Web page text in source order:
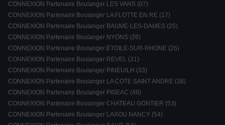
CONNEXION Partenaire Boulanger LES VANS (07)
CONNEXION Partenaire Boulanger LA FLOTTE EN RE (17)
CONNEXION Partenaire Boulanger BAUME-LES-DAMES (25)
CONNEXION Partenaire Boulanger NYONS (26)
CONNEXION Partenaire Boulanger ETOILE-SUR-RHONE (26)
CONNEXION Partenaire Boulanger REVEL (31)
CONNEXION Partenaire Boulanger PINEUILH (33)
CONNEXION Partenaire Boulanger LA COTE SAINT ANDRE (38)
CONNEXION Partenaire Boulanger FIGEAC (46)
CONNEXION Partenaire Boulanger CHATEAU GONTIER (53)
CONNEXION Partenaire Boulanger LAXOU NANCY (54)